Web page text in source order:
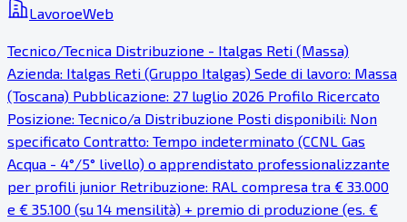
LavoroeWeb
Tecnico/Tecnica Distribuzione - Italgas Reti (Massa)
Azienda: Italgas Reti (Gruppo Italgas) Sede di lavoro: Massa
(Toscana) Pubblicazione: 27 luglio 2026 Profilo Ricercato
Posizione: Tecnico/a Distribuzione Posti disponibili: Non
specificato Contratto: Tempo indeterminato (CCNL Gas
Acqua - 4°/5° livello) o apprendistato professionalizzante
per profili junior Retribuzione: RAL compresa tra € 33.000
e € 35.100 (su 14 mensilità) + premio di produzione (es. €